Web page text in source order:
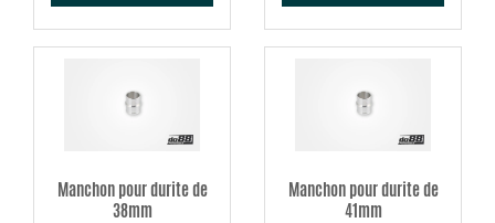
Manchon pour durite de
38mm
Manchon pour durite de
41mm